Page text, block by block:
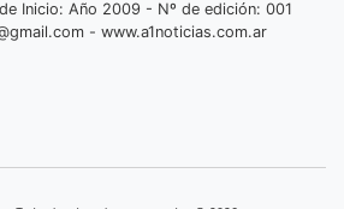
Inicio: Año 2009 - Nº de edición: 001
- www.a1noticias.com.ar